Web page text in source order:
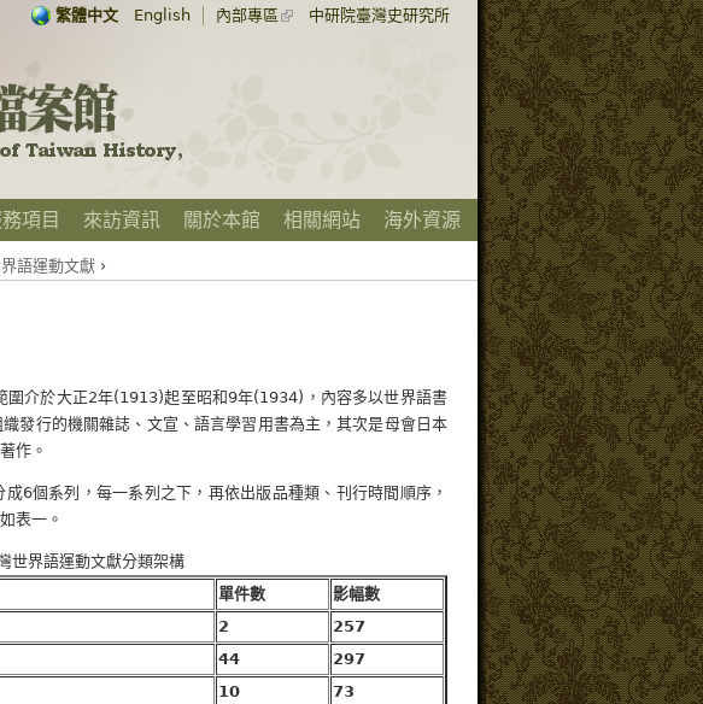
內部專區 中研院臺灣史研究所
繁體中文 English
項目 來訪資訊 關於本館 相關網站 海外資源
語運動文獻›
圍介於大正2年(1913)起至昭和9年(1934)，內容多以世界語書
發行的機關雜誌、文宣、語言學習用書為主，其次是母會日本
作。
6個系列，每一系列之下，再依出版品種類、刊行時間順序，
表一。
界語運動文獻分類架構
單件數
影幅數
2
257
44
297
10
73